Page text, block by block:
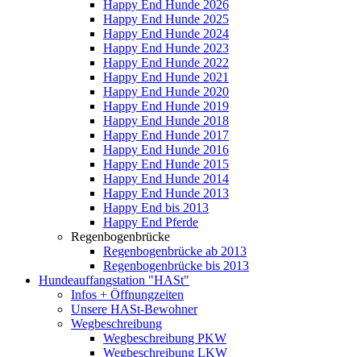
Happy End Hunde 2026
Happy End Hunde 2025
Happy End Hunde 2024
Happy End Hunde 2023
Happy End Hunde 2022
Happy End Hunde 2021
Happy End Hunde 2020
Happy End Hunde 2019
Happy End Hunde 2018
Happy End Hunde 2017
Happy End Hunde 2016
Happy End Hunde 2015
Happy End Hunde 2014
Happy End Hunde 2013
Happy End bis 2013
Happy End Pferde
Regenbogenbrücke
Regenbogenbrücke ab 2013
Regenbogenbrücke bis 2013
Hundeauffangstation "HASt"
Infos + Öffnungzeiten
Unsere HASt-Bewohner
Wegbeschreibung
Wegbeschreibung PKW
Wegbeschreibung LKW